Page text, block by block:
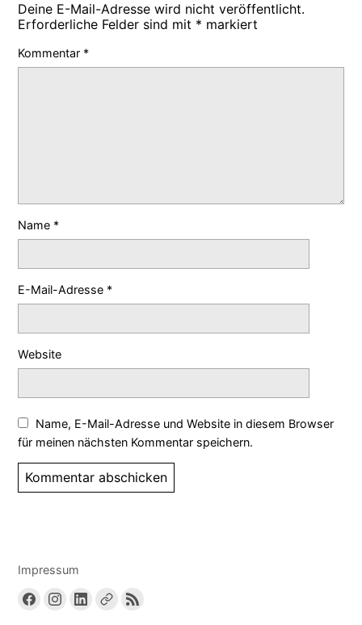
Deine E-Mail-Adresse wird nicht veröffentlicht.
Erforderliche Felder sind mit * markiert
Kommentar *
Name *
E-Mail-Adresse *
Website
Name, E-Mail-Adresse und Website in diesem Browser
für meinen nächsten Kommentar speichern.
Impressum